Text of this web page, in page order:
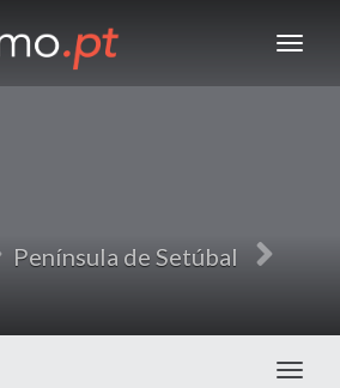
Península de Setúbal